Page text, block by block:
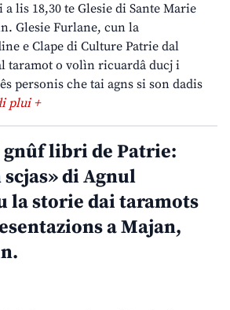
lis 18,30 te Glesie di Sante Marie
Glesie Furlane, cun la
e Clape di Culture Patrie dal
taramot o volìn ricuardâ ducj i
personis che tai agns si son dadis
plui +
libri de Patrie:
scjas» di Agnul
la storie dai taramots
a Majan,